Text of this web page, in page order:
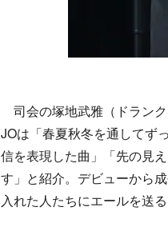
司会の塚地武雅（ドラン
JOは「春夏秋冬を通してず
信を表現した曲」「先の見
す」と紹介。デビューから
入れた人たちにエールを送る